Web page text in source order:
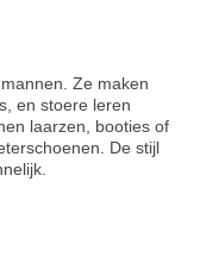
Ze maken
en stoere leren
laarzen, booties of
De stijl